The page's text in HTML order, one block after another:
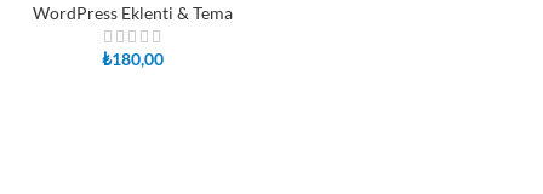
WordPress Eklenti & Tema
₺180,00